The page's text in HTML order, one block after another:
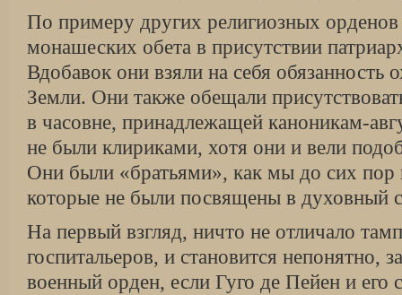
По примеру других религиозных
монашеских обета в присутствии
Вдобавок они взяли на себя обязанность
Земли. Они также обещали
в часовне, принадлежащей каноникам-
не были клириками, хотя они и вели
Они были «братьями», как мы до сих пор
которые не были посвящены в духовный
На первый взгляд, ничто не отличало
госпитальеров, и становится непонятно,
военный орден, если Гуго де Пейен и его